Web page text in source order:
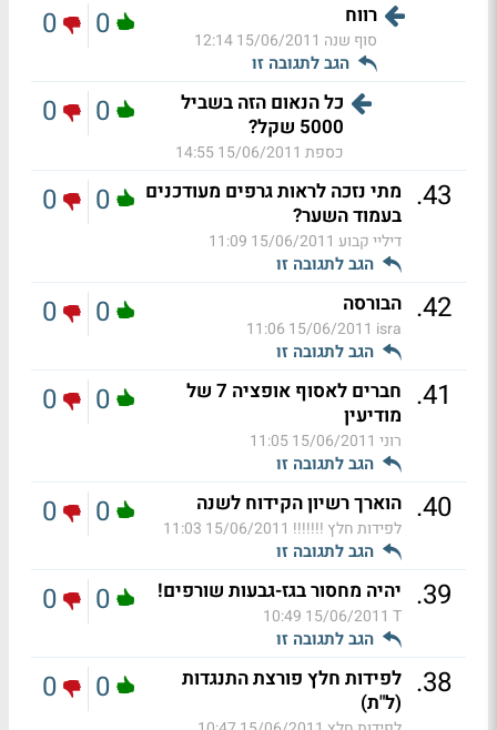
רווח
סוף שנה 15/06/2011 12:14
הגב לתגובה זו
0
0
כל הנאום הזה בשביל
5000 שקל?
כספת 15/06/2011 14:55
0
0
43
. מתי נזכה לראות גרפים מעודכנים
בעמוד השער?
דיליי קבוע 15/06/2011 11:09
הגב לתגובה זו
0
0
42
. הבורסה
isra
15/06/2011 11:06
הגב לתגובה זו
0
0
41
.
חברים לאסוף אופציה 7 של
מודיעין
רוני 15/06/2011 11:05
הגב לתגובה זו
0
0
40
. הוארך רשיון הקידוח לשנה
לפידות חלץ !!!!!!! 15/06/2011 11:03
הגב לתגובה זו
0
0
39
. יהיה מחסור בגז-גבעות שורפים!
T
15/06/2011 10:49
הגב לתגובה זו
0
0
38
. לפידות חלץ פורצת התנגדות
(ל"ת)
0
0